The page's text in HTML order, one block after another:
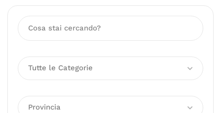
Tutte le Categorie
Provincia